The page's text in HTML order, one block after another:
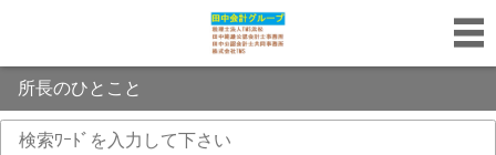
所長のひとこと